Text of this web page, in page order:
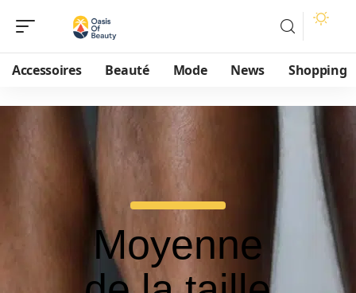
Accessoires Beauté Mode News Shopping
Moyenne